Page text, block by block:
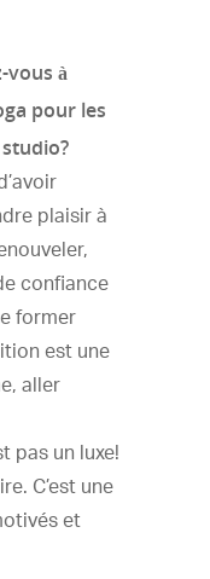
vous à
pour les
plaisir à
confiance
former
est une
aller
pas un luxe!
C’est une
et